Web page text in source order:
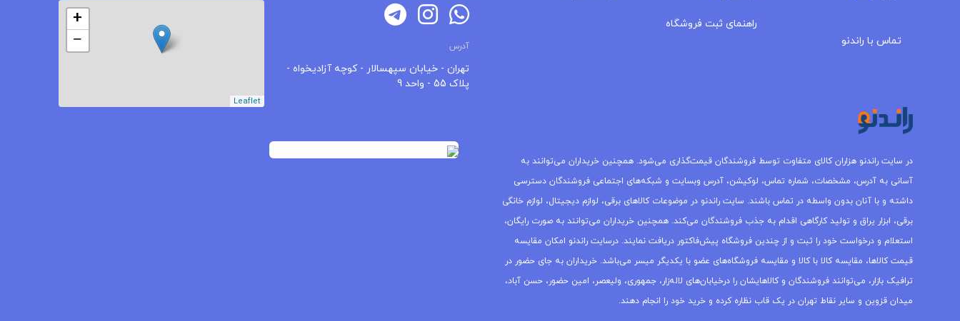
تماس با راندنو
راهنمای ثبت فروشگاه
آدرس
تهران - خیابان سپهسالار - کوچه آزادیخواه -
پلاک 55 - واحد 9
+
−
Leaflet
در سایت راندنو هزاران کالای متفاوت توسط فروشندگان قیمت‌گذاری می‌شود. همچنین خریداران می‌توانند به
آسانی به آدرس، مشخصات، شماره تماس، لوکیشن، آدرس وبسایت و شبکه‌های اجتماعی فروشندگان دسترسی
داشته و با آنان بدون واسطه در تماس باشند. سایت راندنو در موضوعات کالاهای برقی، لوازم دیجیتال، لوازم خانگی
برقی، ابزار یراق و تولید کارگاهی اقدام به جذب فروشندگان می‌کند. همچنین خریداران می‌توانند به صورت رایگان،
استعلام و درخواست خود را ثبت و از چندین فروشگاه پیش‌فاکتور دریافت نمایند. درسایت راندنو امکان مقایسه
قیمت کالاها، مقایسه کالا با کالا و مقایسه فروشگاه‌های عضو با یکدیگر میسر می‌باشد. خریداران به جای حضور در
ترافیک بازار، می‌توانند فروشندگان و کالاهایشان را درخیابان‌های لاله‌زار، جمهوری، ولیعصر، امین حضور، حسن آباد،
میدان قزوین و سایر نقاط تهران در یک قاب نظاره کرده و خرید خود را انجام دهند.